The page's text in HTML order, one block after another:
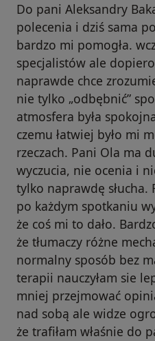
Do pani Aleksandry
polecenia i dziś sama
bardzo mi pomogła.
specjalistów ale
naprawde chce
nie tylko „odbębnić”
atmosfera była
czemu łatwiej było mi
rzeczach. Pani Ola ma
wyczucia, nie ocenia i
tylko naprawdę słucha.
po każdym spotkaniu
że coś mi to dało.
że tłumaczy różne
normalny sposób bez
terapii nauczyłam sie
mniej przejmować
nad sobą ale widze
że trafiłam właśnie do